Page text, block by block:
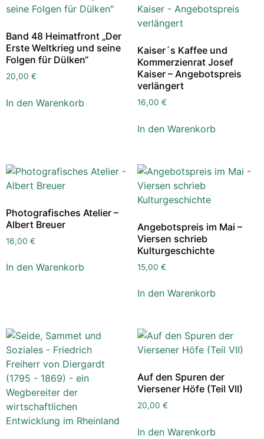
Band 48 Heimatfront „Der
Erste Weltkrieg und seine
Folgen für Dülken“
20,00 €
In den Warenkorb
Kaiser´s Kaffee und
Kommerzienrat Josef
Kaiser – Angebotspreis
verlängert
16,00 €
In den Warenkorb
Photografisches Atelier –
Albert Breuer
16,00 €
In den Warenkorb
Angebotspreis im Mai –
Viersen schrieb
Kulturgeschichte
15,00 €
In den Warenkorb
Auf den Spuren der
Viersener Höfe (Teil VII)
20,00 €
In den Warenkorb